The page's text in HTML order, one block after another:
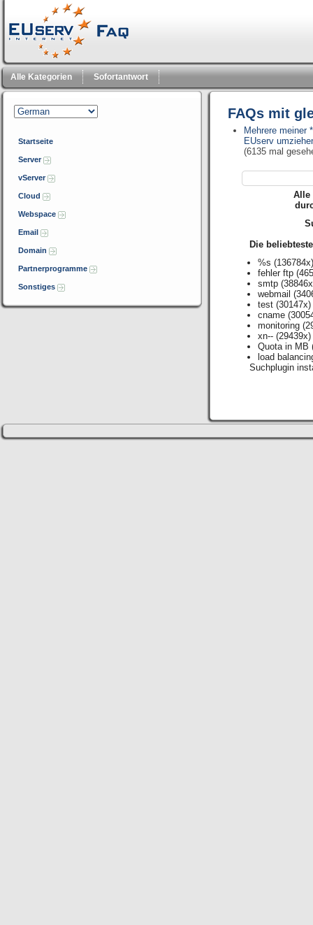
Alle Kategorien Sofortantwort
Startseite
Server
vServer
Cloud
Webspace
Email
Domain
Partnerprogramme
Sonstiges
FAQs mit
Mehrere meiner
EUserv
(6135 mal
Alle
Die
%s
fehler ftp
smtp
webmail
test (30147x)
cname
monitoring
xn-- (29439x)
Quota in MB
load
Suchplugin